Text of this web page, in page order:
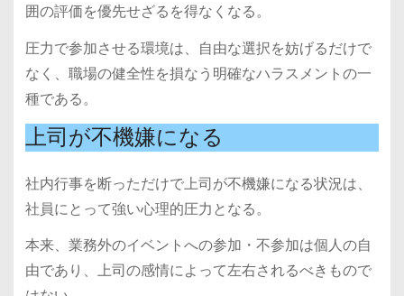
囲の評価を優先せざるを得なくなる。
圧力で参加させる環境は、自由な選択を妨げるだけで
なく、職場の健全性を損なう明確なハラスメントの一
種である。
上司が不機嫌になる
社内行事を断っただけで上司が不機嫌になる状況は、
社員にとって強い心理的圧力となる。
本来、業務外のイベントへの参加・不参加は個人の自
由であり、上司の感情によって左右されるべきもので